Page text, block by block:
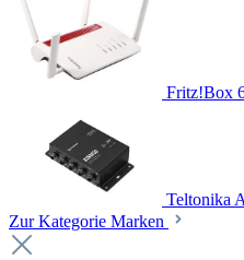
Fritz!Box
Teltonika
Zur Kategorie Marken